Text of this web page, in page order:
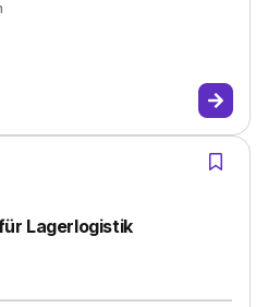
Lagerlogistik